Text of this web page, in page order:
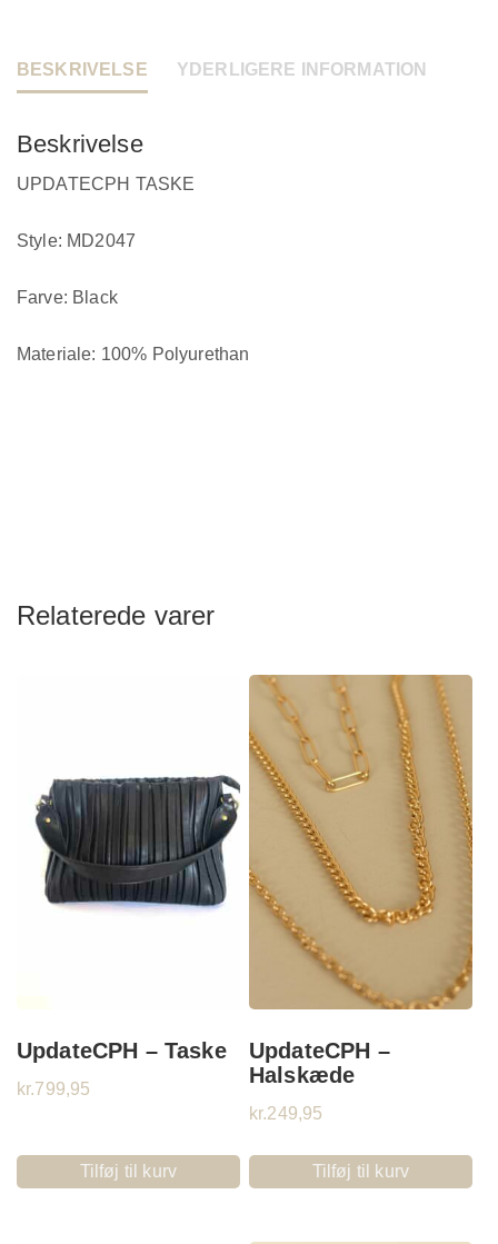
BESKRIVELSE YDERLIGERE INFORMATION
Beskrivelse
UPDATECPH TASKE
Style: MD2047
Farve: Black
Materiale: 100% Polyurethan
Relaterede varer
UpdateCPH – Taske
kr.799,95
Tilføj til kurv
UpdateCPH –
Halskæde
kr.249,95
Tilføj til kurv